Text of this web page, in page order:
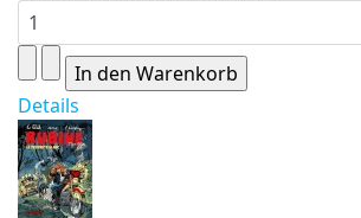
Details